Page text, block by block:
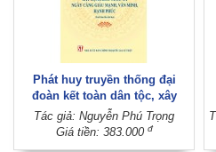
Phát huy truyền thống đại
đoàn kết toàn dân tộc, xây
dựng đất nước ta ngày càng
giàu mạnh, văn minh, hạnh
Tác giả: Nguyễn Phú Trọng
Giá tiền: 383.000 đ